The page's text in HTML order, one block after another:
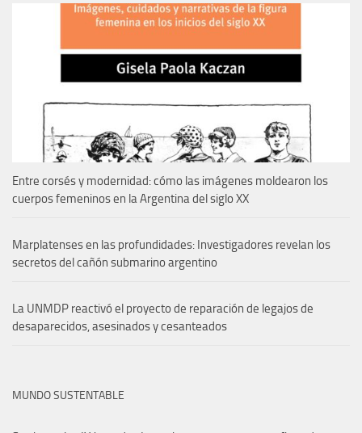
Entre corsés y modernidad: cómo las imágenes moldearon los
cuerpos femeninos en la Argentina del siglo XX
Marplatenses en las profundidades: Investigadores revelan los
secretos del cañón submarino argentino
La UNMDP reactivó el proyecto de reparación de legajos de
desaparecidos, asesinados y cesanteados
MUNDO SUSTENTABLE